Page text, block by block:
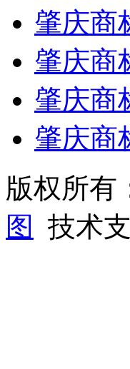
肇庆商
肇庆商
肇庆商
肇庆商
版权所有
图
技术